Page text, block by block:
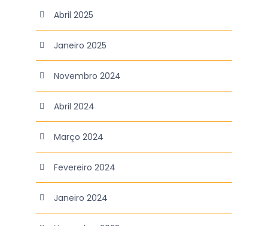
Abril 2025
Janeiro 2025
Novembro 2024
Abril 2024
Março 2024
Fevereiro 2024
Janeiro 2024